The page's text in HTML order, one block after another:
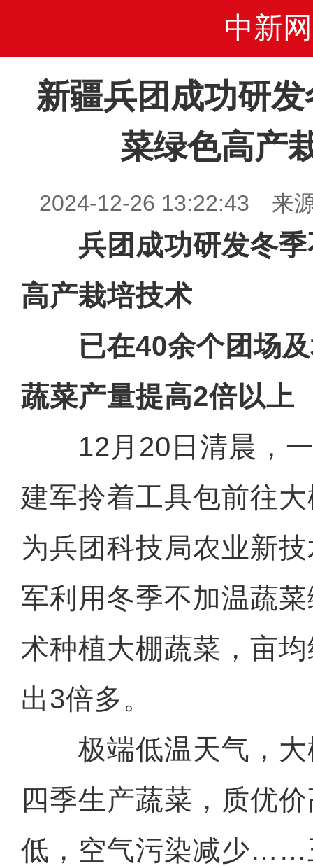
中新网
新疆兵团成功研
菜绿色高产
2024-12-26 13:22:43 来
兵团成功研发冬季
高产栽培技术
已在40余个团场及
蔬菜产量提高2倍以上
12月20日清晨，一
建军拎着工具包前往
为兵团科技局农业新
军利用冬季不加温蔬
术种植大棚蔬菜，亩
出3倍多。
极端低温天气，大
四季生产蔬菜，质优
低，空气污染减少……